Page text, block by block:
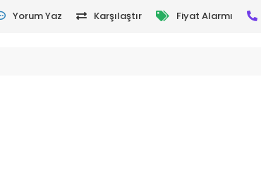
Yorum Yaz Karşılaştır Fiyat Alarmı